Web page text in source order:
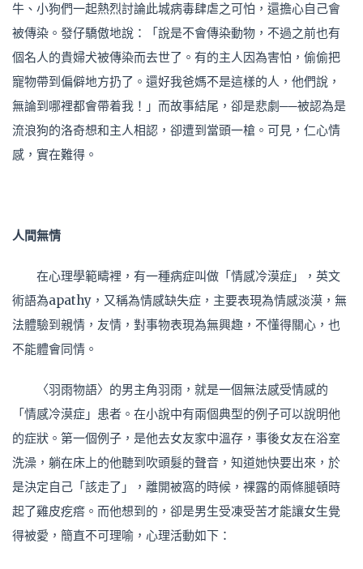
牛、小狗們一起熱烈討論此城病毒肆虐之可怕，還擔心自己會
被傳染。發仔驕傲地說：「說是不會傳染動物，不過之前也有
個名人的貴婦犬被傳染而去世了。有的主人因為害怕，偷偷把
寵物帶到偏僻地方扔了。還好我爸媽不是這樣的人，他們說，
無論到哪裡都會帶着我！」而故事結尾，卻是悲劇──被認為是
流浪狗的洛奇想和主人相認，卻遭到當頭一槍。可見，仁心情
感，實在難得。
人間無情
在心理學範疇裡，有一種病症叫做「情感冷漠症」，英文
術語為apathy，又稱為情感缺失症，主要表現為情感淡漠，無
法體驗到親情，友情，對事物表現為無興趣，不懂得關心，也
不能體會同情。
〈羽雨物語〉的男主角羽雨，就是一個無法感受情感的
「情感冷漠症」患者。在小說中有兩個典型的例子可以說明他
的症狀。第一個例子，是他去女友家中溫存，事後女友在浴室
洗澡，躺在床上的他聽到吹頭髮的聲音，知道她快要出來，於
是決定自己「該走了」，離開被窩的時候，裸露的兩條腿頓時
起了雞皮疙瘩。而他想到的，卻是男生受凍受苦才能讓女生覺
得被愛，簡直不可理喻，心理活動如下：